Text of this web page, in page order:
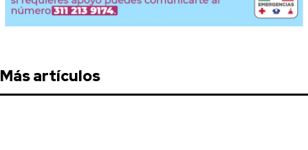
Más artículos